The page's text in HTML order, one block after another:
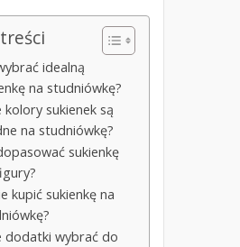
idealną
na studniówkę?
kolory sukienek są
na studniówkę?
sukienkę
kupić sukienkę na
dodatki wybrać do